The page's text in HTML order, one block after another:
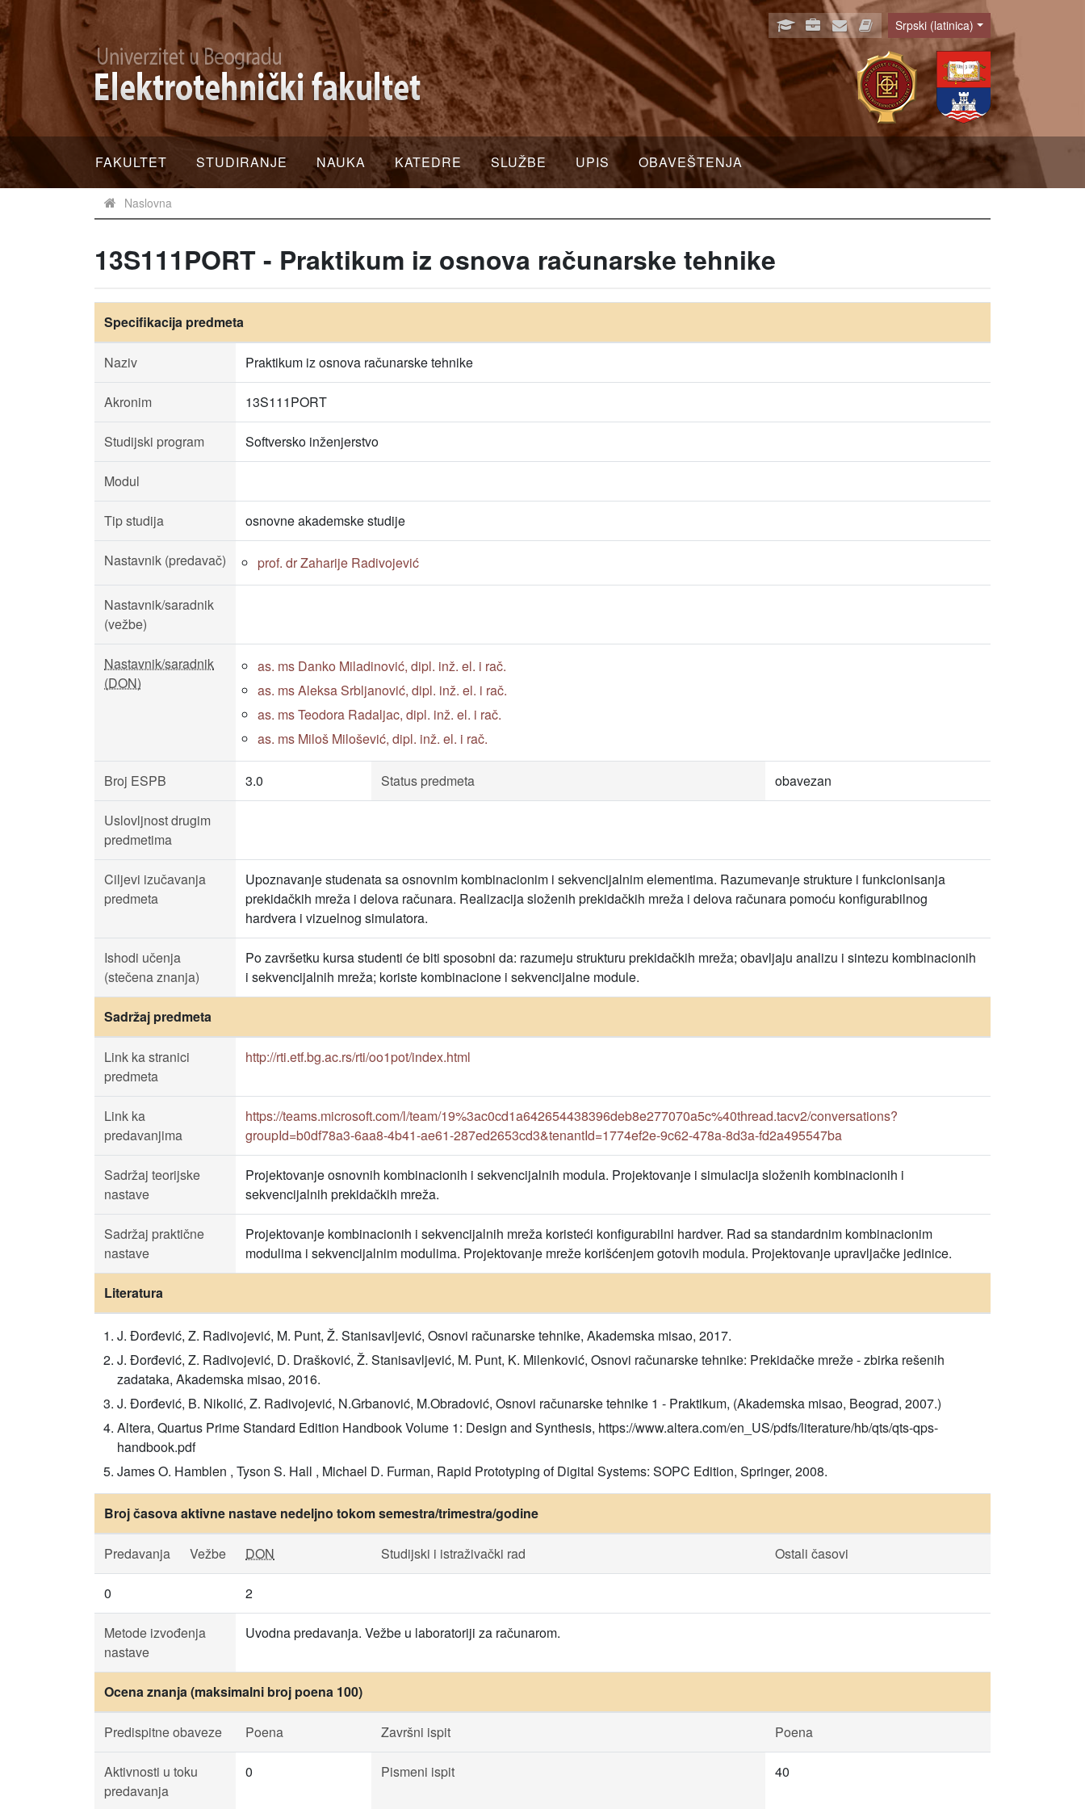
Language
Srpski (latinica)
FAKULTET STUDIRANJE NAUKA KATEDRE SLUŽBE UPIS OBAVEŠTENJA
Naslovna
13S111PORT - Praktikum iz osnova računarske tehnike
Specifikacija predmeta
Naziv Praktikum iz osnova računarske tehnike
Akronim 13S111PORT
Studijski program Softversko inženjerstvo
Modul
Tip studija osnovne akademske studije
Nastavnik (predavač) prof. dr Zaharije Radivojević
Nastavnik/saradnik
(vežbe)
Nastavnik/saradnik
(DON)
as. ms Danko Miladinović, dipl. inž. el. i rač.
as. ms Aleksa Srbljanović, dipl. inž. el. i rač.
as. ms Teodora Radaljac, dipl. inž. el. i rač.
as. ms Miloš Milošević, dipl. inž. el. i rač.
Broj ESPB 3.0 Status predmeta obavezan
Uslovljnost drugim
predmetima
Ciljevi izučavanja
predmeta
Upoznavanje studenata sa osnovnim kombinacionim i sekvencijalnim elementima. Razumevanje strukture i funkcionisanja
prekidačkih mreža i delova računara. Realizacija složenih prekidačkih mreža i delova računara pomoću konfigurabilnog
hardvera i vizuelnog simulatora.
Ishodi učenja
(stečena znanja)
Po završetku kursa studenti će biti sposobni da: razumeju strukturu prekidačkih mreža; obavljaju analizu i sintezu kombinacionih
i sekvencijalnih mreža; koriste kombinacione i sekvencijalne module.
Sadržaj predmeta
Link ka stranici
predmeta
http://rti.etf.bg.ac.rs/rti/oo1pot/index.html
Link ka
predavanjima
https://teams.microsoft.com/l/team/19%3ac0cd1a642654438396deb8e277070a5c%40thread.tacv2/conversations?
groupId=b0df78a3-6aa8-4b41-ae61-287ed2653cd3&tenantId=1774ef2e-9c62-478a-8d3a-fd2a495547ba
Sadržaj teorijske
nastave
Projektovanje osnovnih kombinacionih i sekvencijalnih modula. Projektovanje i simulacija složenih kombinacionih i
sekvencijalnih prekidačkih mreža.
Sadržaj praktične
nastave
Projektovanje kombinacionih i sekvencijalnih mreža koristeći konfigurabilni hardver. Rad sa standardnim kombinacionim
modulima i sekvencijalnim modulima. Projektovanje mreže korišćenjem gotovih modula. Projektovanje upravljačke jedinice.
Literatura
J. Đorđević, Z. Radivojević, M. Punt, Ž. Stanisavljević, Osnovi računarske tehnike, Akademska misao, 2017.
J. Đorđević, Z. Radivojević, D. Drašković, Ž. Stanisavljević, M. Punt, K. Milenković, Osnovi računarske tehnike: Prekidačke mreže - zbirka rešenih
zadataka, Akademska misao, 2016.
J. Đorđević, B. Nikolić, Z. Radivojević, N.Grbanović, M.Obradović, Osnovi računarske tehnike 1 - Praktikum, (Akademska misao, Beograd, 2007.)
Altera, Quartus Prime Standard Edition Handbook Volume 1: Design and Synthesis, https://www.altera.com/en_US/pdfs/literature/hb/qts/qts-qps-
handbook.pdf
James O. Hamblen , Tyson S. Hall , Michael D. Furman, Rapid Prototyping of Digital Systems: SOPC Edition, Springer, 2008.
Broj časova aktivne nastave nedeljno tokom semestra/trimestra/godine
Predavanja Vežbe DON Studijski i istraživački rad Ostali časovi
0 2
Metode izvođenja
nastave
Uvodna predavanja. Vežbe u laboratoriji za računarom.
Ocena znanja (maksimalni broj poena 100)
Predispitne obaveze Poena Završni ispit Poena
Aktivnosti u toku
predavanja
0 Pismeni ispit 40